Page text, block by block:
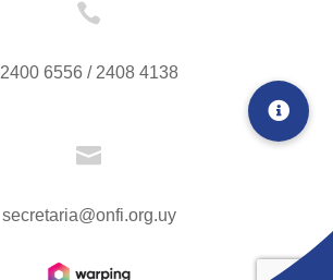

2400 6556 / 2408 4138

secretaria@onfi.org.uy